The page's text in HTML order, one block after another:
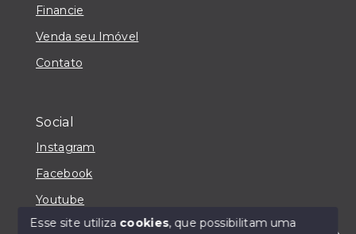
Financie
Venda seu Imóvel
Contato
Social
Instagram
Facebook
Youtube
Esse site utiliza cookies, que possibilitam uma